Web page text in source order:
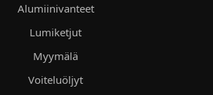
Alumiinivanteet
Lumiketjut
Myymälä
Voiteluöljyt